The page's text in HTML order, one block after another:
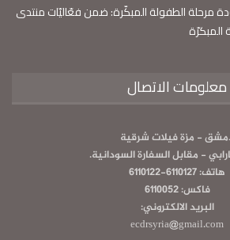
مرحلة الطفولة المبكّرة: ضمن فعّاليّات منتدى
المبكرّة
معلومات الاتصال
- مزة فيلات شرقية
- مقابل السفارة السودانية.
هاتف: 6110127-6110122
فاكس: 6110052
البريد الالكتروني:
ecdrsyria@gmail.com